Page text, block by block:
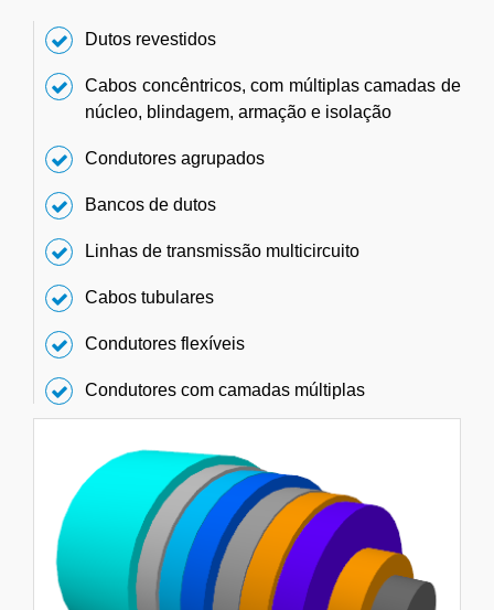
Dutos revestidos
Cabos concêntricos, com múltiplas camadas de
núcleo, blindagem, armação e isolação
Condutores agrupados
Bancos de dutos
Linhas de transmissão multicircuito
Cabos tubulares
Condutores flexíveis
Condutores com camadas múltiplas